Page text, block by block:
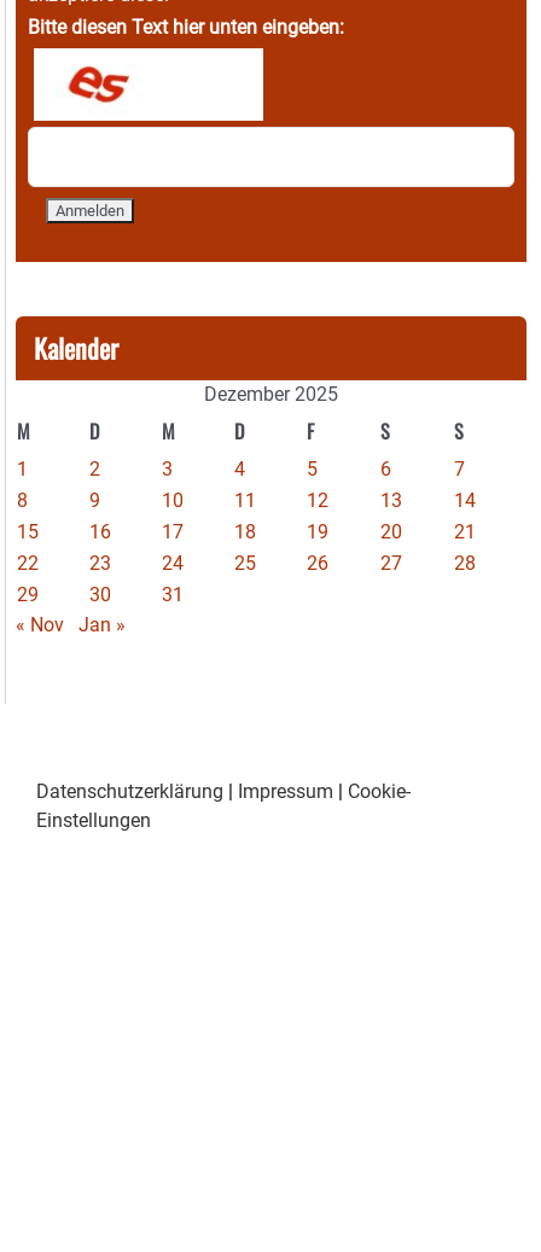
Bitte diesen Text hier unten eingeben:
Kalender
Dezember 2025
M D M D F S S
1 2 3 4 5 6
7
8
9 10 11 12 13
14
15
16 17 18 19 20
21
22
23 24 25 26 27
28
29
30
31
« Nov
Jan »
Datenschutzerklärung Impressum
Cookie-
Einstellungen